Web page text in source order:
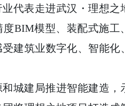
代表走进武汉・理想之
度BIM模型、装配式施工
建筑业数字化、智能化
城建局推进智能建造，